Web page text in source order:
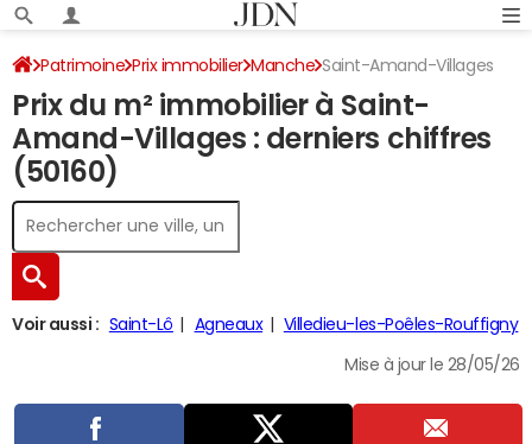
Patrimoine Prix immobilier Manche Saint-Amand-Villages
Prix du m² immobilier à Saint-
Amand-Villages : derniers chiffres
(50160)
Voir aussi : Saint-Lô Agneaux Villedieu-les-Poêles-Rouffigny
Mise à jour le 28/05/26